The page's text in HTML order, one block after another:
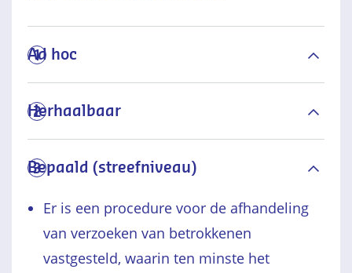
1
Ad hoc
2
Herhaalbaar
3
Bepaald (streefniveau)
Er is een procedure voor de afhandeling
van verzoeken van betrokkenen
vastgesteld, waarin ten minste het